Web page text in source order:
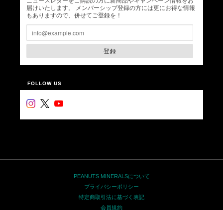
届けいたします。 メンバーシップ登録の方には更にお得な情報
もありますので、併せてご登録を！
登録
FOLLOW US
PEANUTS MINERALSについて
プライバシーポリシー
特定商取引法に基づく表記
会員規約